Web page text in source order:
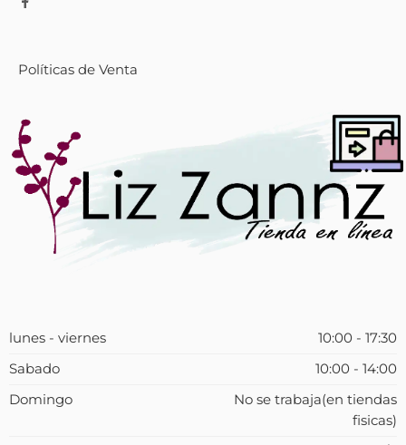
Políticas de Venta
lunes - viernes
10:00 - 17:30
Sabado
10:00 - 14:00
Domingo
No se trabaja(en tiendas
fisicas)